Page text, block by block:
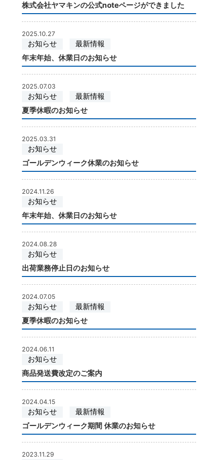
株式会社ヤマキンの公式noteページができました
2025.10.27
お知らせ 最新情報
年末年始、休業日のお知らせ
2025.07.03
お知らせ 最新情報
夏季休暇のお知らせ
2025.03.31
お知らせ
ゴールデンウィーク休業のお知らせ
2024.11.26
お知らせ
年末年始、休業日のお知らせ
2024.08.28
お知らせ
出荷業務停止日のお知らせ
2024.07.05
お知らせ 最新情報
夏季休暇のお知らせ
2024.06.11
お知らせ
商品発送費改定のご案内
2024.04.15
お知らせ 最新情報
ゴールデンウィーク期間 休業のお知らせ
2023.11.29